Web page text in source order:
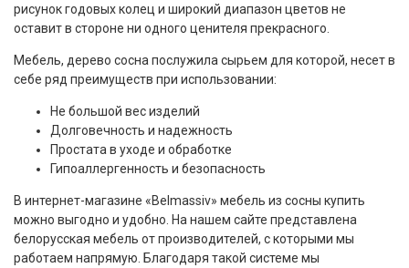
рисунок годовых колец и широкий диапазон цветов не
оставит в стороне ни одного ценителя прекрасного.
Мебель, дерево сосна послужила сырьем для которой, несет в
себе ряд преимуществ при использовании:
Не большой вес изделий
Долговечность и надежность
Простата в уходе и обработке
Гипоаллергенность и безопасность
В интернет-магазине «Belmassiv» мебель из сосны купить
можно выгодно и удобно. На нашем сайте представлена
белорусская мебель от производителей, с которыми мы
работаем напрямую. Благодаря такой системе мы